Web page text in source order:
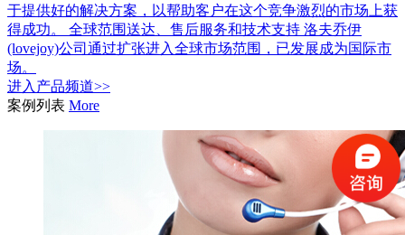
于提供好的解决方案，以帮助客户在这个竞争激烈的市场上获
得成功。 全球范围送达、售后服务和技术支持 洛夫乔伊
(lovejoy)公司通过扩张进入全球市场范围，已发展成为国际市
场。
进入 产品频道>>
案例列表 More